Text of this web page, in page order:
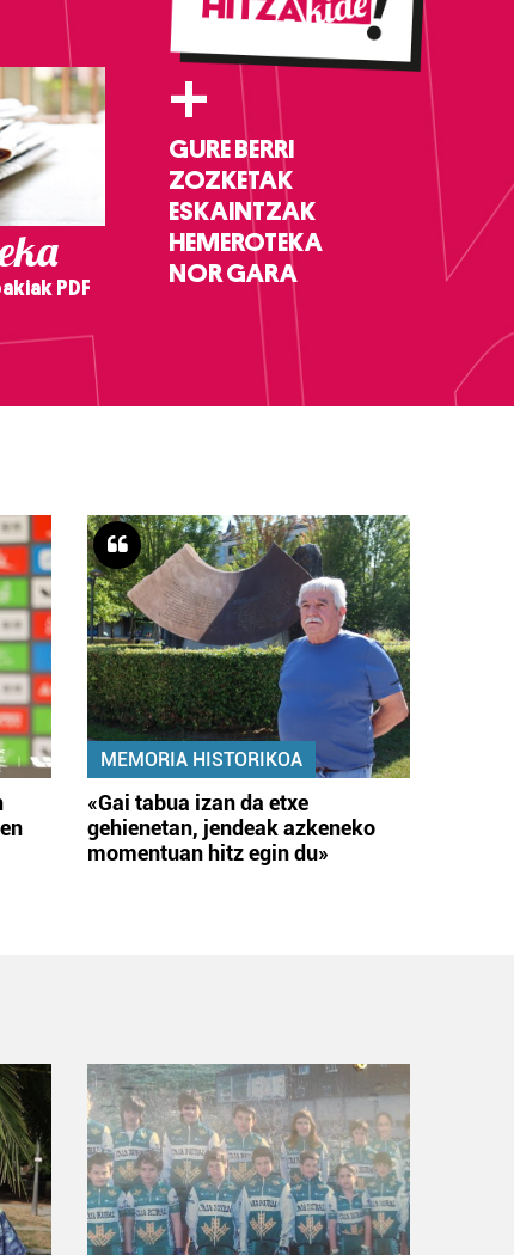
PDF
+
GURE BERRI
ZOZKETAK
ESKAINTZAK
HEMEROTEKA
NOR GARA
MEMORIA HISTORIKOA
«Gai tabua izan da etxe
gehienetan, jendeak azkeneko
momentuan hitz egin du»